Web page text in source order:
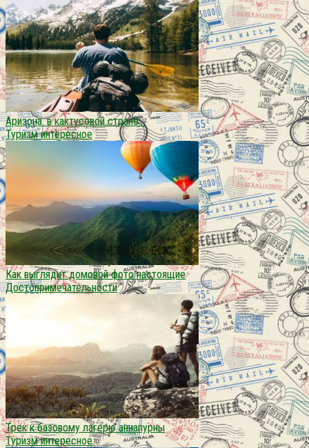
Аризона. в кактусовой стране…
Туризм интересное
Как выглядит домовой фото настоящие
Достопримечательности
Трек к базовому лагерю аннапурны
Туризм интересное